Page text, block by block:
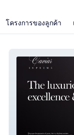
โครงการของลูกค้า